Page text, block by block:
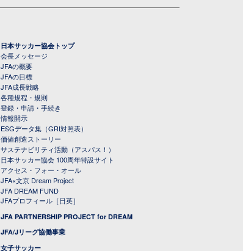
日本サッカー協会トップ
会長メッセージ
JFAの概要
JFAの目標
JFA成長戦略
各種規程・規則
登録・申請・手続き
情報開示
ESGデータ集（GRI対照表）
価値創造ストーリー
サステナビリティ活動（アスパス！）
日本サッカー協会 100周年特設サイト
アクセス・フォー・オール
JFA×文京 Dream Project
JFA DREAM FUND
JFAプロフィール［日英］
JFA PARTNERSHIP PROJECT for DREAM
JFA/Jリーグ協働事業
女子サッカー